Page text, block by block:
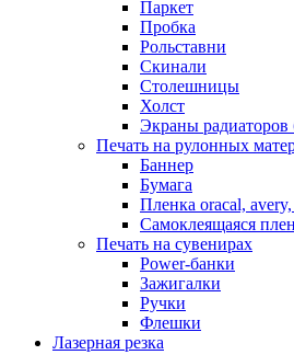
Паркет
Пробка
Рольставни
Скинали
Столешницы
Холст
Экраны радиаторов
Печать на рулонных
Баннер
Бумага
Пленка oracal,
Самоклеящаяся
Печать на сувенирах
Power-банки
Зажигалки
Ручки
Флешки
Лазерная резка